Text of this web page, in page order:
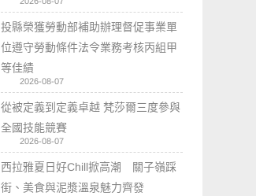
投縣榮獲勞動部補助辦理督促事業單
位遵守勞動條件法令業務考核丙組甲
等佳績
2026-08-07
從被定義到定義卓越 梵莎爾三度參與
全國技能競賽
2026-08-07
西拉雅夏日好Chill掀高潮 關子嶺踩
街、美食與泥漿溫泉魅力齊發